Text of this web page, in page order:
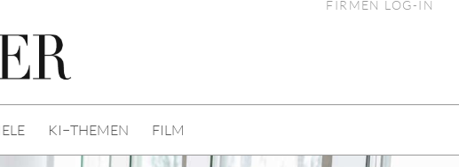
FIRMEN LOG-IN
KI−THEMEN FILM